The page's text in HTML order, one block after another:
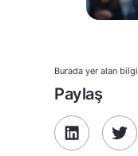
Burada yer alan
Paylaş